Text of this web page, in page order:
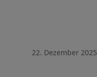
22. Dezember 2025